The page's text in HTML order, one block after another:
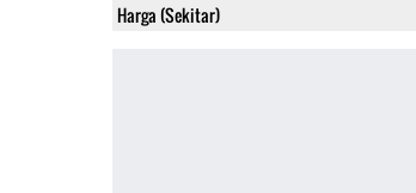
Harga (Sekitar)